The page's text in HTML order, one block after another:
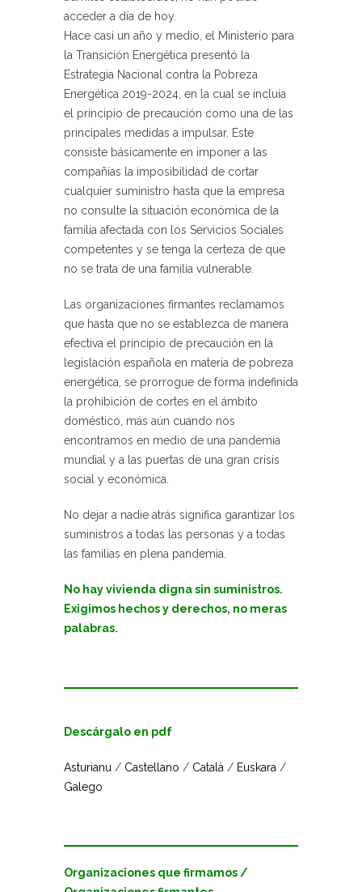
acceder a día de hoy.
Hace casi un año y medio, el Ministerio para
la Transición Energética presentó la
Estrategia Nacional contra la Pobreza
Energética 2019-2024, en la cual se incluía
el principio de precaución como una de las
principales medidas a impulsar. Este
consiste básicamente en imponer a las
compañías la imposibilidad de cortar
cualquier suministro hasta que la empresa
no consulte la situación económica de la
familia afectada con los Servicios Sociales
competentes y se tenga la certeza de que
no se trata de una familia vulnerable.
Las organizaciones firmantes reclamamos
que hasta que no se establezca de manera
efectiva el principio de precaución en la
legislación española en materia de pobreza
energética, se prorrogue de forma indefinida
la prohibición de cortes en el ámbito
doméstico, más aún cuando nos
encontramos en medio de una pandemia
mundial y a las puertas de una gran crisis
social y económica.
No dejar a nadie atrás significa garantizar los
suministros a todas las personas y a todas
las familias en plena pandemia.
No hay vivienda digna sin suministros.
Exigimos hechos y derechos, no meras
palabras.
Descárgalo en pdf
Asturianu / Castellano / Català / Euskara /
Galego
Organizaciones que firmamos /